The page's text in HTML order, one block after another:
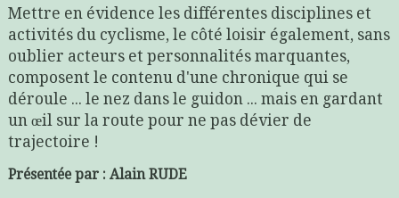
Mettre en évidence les différentes disciplines et
activités du cyclisme, le côté loisir également, sans
oublier acteurs et personnalités marquantes,
composent le contenu d'une chronique qui se
déroule ... le nez dans le guidon ... mais en gardant
un œil sur la route pour ne pas dévier de
trajectoire !
Présentée par : Alain RUDE